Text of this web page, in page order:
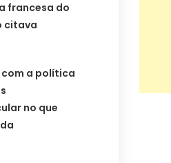
francesa do
citava
a política
no que